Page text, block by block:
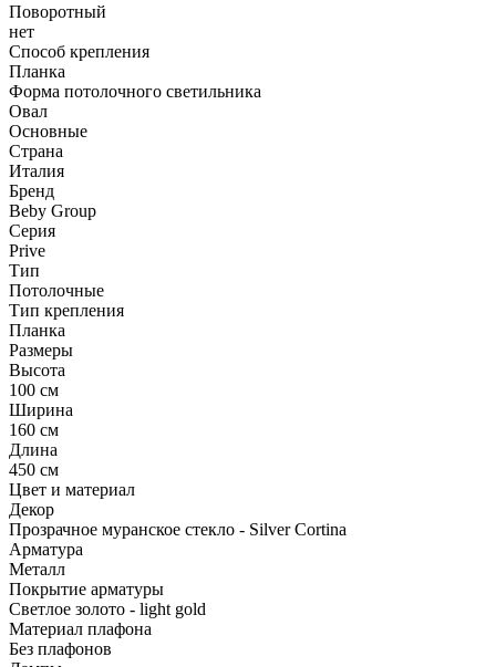
Поворотный
нет
Способ крепления
Планка
Форма потолочного светильника
Овал
Основные
Страна
Италия
Бренд
Beby Group
Серия
Prive
Тип
Потолочные
Тип крепления
Планка
Размеры
Высота
100 см
Ширина
160 см
Длина
450 см
Цвет и материал
Декор
Прозрачное муранское стекло - Silver Cortina
Арматура
Металл
Покрытие арматуры
Светлое золото - light gold
Материал плафона
Без плафонов